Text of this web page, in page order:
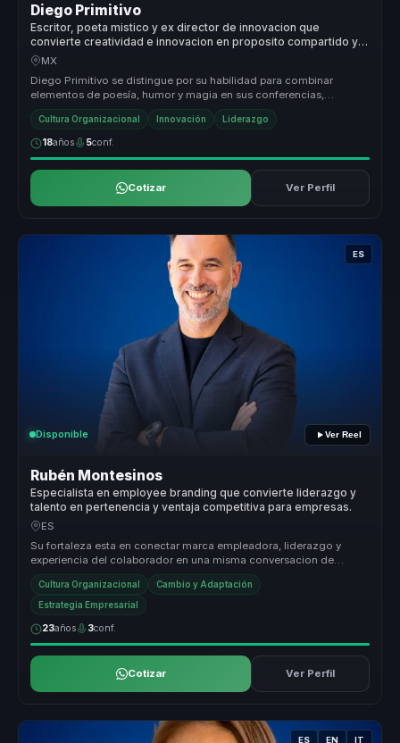
Diego Primitivo
Escritor, poeta mistico y ex director de innovacion que
convierte creatividad e innovacion en proposito compartido y
cohesion para organizaciones y equipos.
MX
Diego Primitivo se distingue por su habilidad para combinar
elementos de poesía, humor y magia en sus conferencias,
creando experiencias ...
Cultura Organizacional Innovación Liderazgo
18años 5conf.
Cotizar Ver Perfil
ES
Disponible Ver Reel
Rubén Montesinos
Especialista en employee branding que convierte liderazgo y
talento en pertenencia y ventaja competitiva para empresas.
ES
Su fortaleza esta en conectar marca empleadora, liderazgo y
experiencia del colaborador en una misma conversacion de
negocio. Convierte t...
Cultura Organizacional Cambio y Adaptación
Estrategia Empresarial
23años 3conf.
Cotizar Ver Perfil
ES EN IT